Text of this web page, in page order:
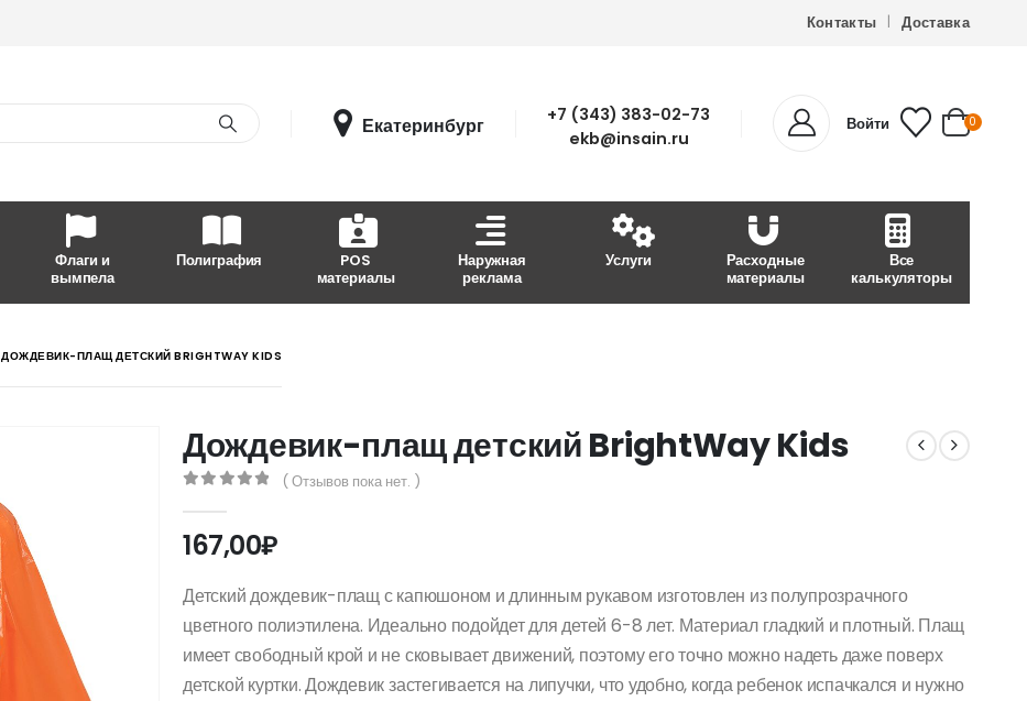
Контакты Доставка
Екатеринбург
+7 (343) 383-02-73
ekb@insain.ru
Войти 0
Флаги и
вымпела
Полиграфия
POS
материалы
Наружная
реклама
Услуги
Расходные
материалы
Все
калькуляторы
ДОЖДЕВИК-ПЛАЩ ДЕТСКИЙ BRIGHTWAY KIDS
Дождевик-плащ детский BrightWay Kids
( Отзывов пока нет. )
167,00₽
Детский дождевик-плащ с капюшоном и длинным рукавом изготовлен из полупрозрачного
цветного полиэтилена. Идеально подойдет для детей 6-8 лет. Материал гладкий и плотный. Плащ
имеет свободный крой и не сковывает движений, поэтому его точно можно надеть даже поверх
детской куртки. Дождевик застегивается на липучки, что удобно, когда ребенок испачкался и нужно